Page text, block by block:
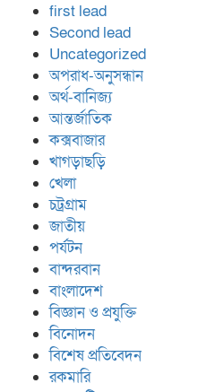
first lead
Second lead
Uncategorized
অপরাধ-অনুসন্ধান
অর্থ-বানিজ্য
আন্তর্জাতিক
কক্সবাজার
খাগড়াছড়ি
খেলা
চট্রগ্রাম
জাতীয়
পর্যটন
বান্দরবান
বাংলাদেশ
বিজ্ঞান ও প্রযুক্তি
বিনোদন
বিশেষ প্রতিবেদন
রকমারি